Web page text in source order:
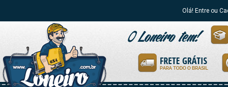
Olá! Entre ou